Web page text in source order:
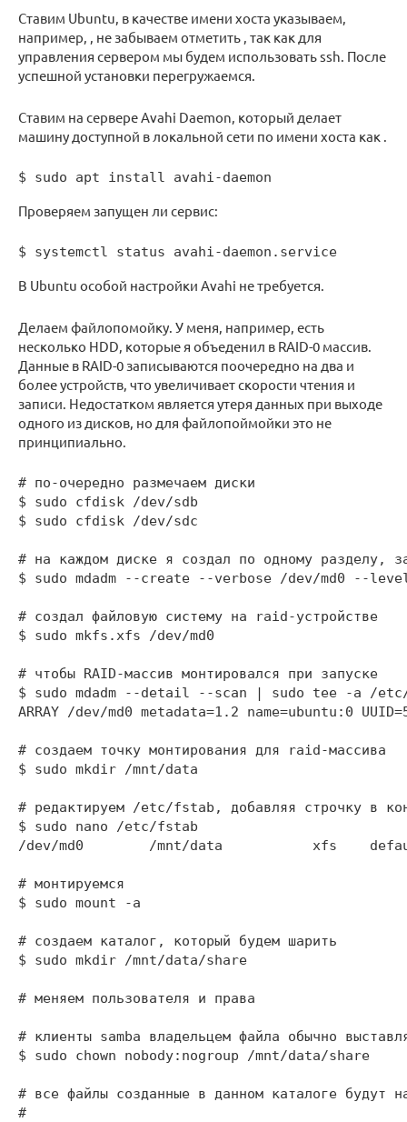
Ставим Ubuntu, в качестве имени хоста указываем,
например, , не забываем отметить , так как для
управления сервером мы будем использовать ssh. После
успешной установки перегружаемся.
Ставим на сервере Avahi Daemon, который делает
машину доступной в локальной сети по имени хоста как .
$ sudo apt install avahi-daemon
Проверяем запущен ли сервис:
$ systemctl status avahi-daemon.service
В Ubuntu особой настройки Avahi не требуется.
Делаем файлопомойку. У меня, например, есть
несколько HDD, которые я объеденил в RAID-0 массив.
Данные в RAID-0 записываются поочередно на два и
более устройств, что увеличивает скорости чтения и
записи. Недостатком является утеря данных при выходе
одного из дисков, но для файлопоймойки это не
принципиально.
# по-очередно размечаем диски
$ sudo cfdisk /dev/sdb
$ sudo cfdisk /dev/sdc
# на каждом диске я создал по одному разделу,
$ sudo mdadm --create --verbose /dev/md0 --
# создал файловую систему на raid-устройстве
$ sudo mkfs.xfs /dev/md0
# чтобы RAID-массив монтировался при запуске
$ sudo mdadm --detail --scan | sudo tee -a /etc/
ARRAY /dev/md0 metadata=1.2 name=ubuntu:0
# создаем точку монтирования для raid-массива
$ sudo mkdir /mnt/data
# редактируем /etc/fstab, добавляя строчку в
$ sudo nano /etc/fstab
/dev/md0        /mnt/data           xfs
# монтируемся
$ sudo mount -a
# создаем каталог, который будем шарить
$ sudo mkdir /mnt/data/share
# меняем пользователя и права
# клиенты samba владельцем файла обычно
$ sudo chown nobody:nogroup /mnt/data/share
# все файлы созданные в данном каталоге будут
#